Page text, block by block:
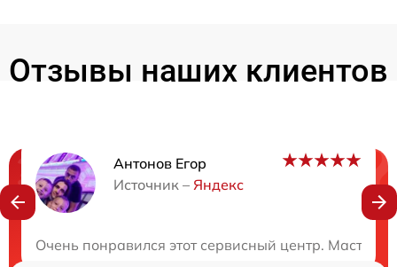
Отзывы наших клиентов
Антонов Егор
Источник – Яндекс
Очень понравился этот сервисный центр.
Нужна консультация?